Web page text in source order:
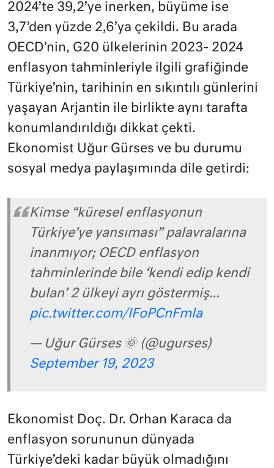
2024’te 39,2’ye inerken, büyüme ise
3,7’den yüzde 2,6’ya çekildi. Bu arada
OECD’nin, G20 ülkelerinin 2023- 2024
enflasyon tahminleriyle ilgili grafiğinde
Türkiye’nin, tarihinin en sıkıntılı günlerini
yaşayan Arjantin ile birlikte aynı tarafta
konumlandırıldığı dikkat çekti.
Ekonomist Uğur Gürses ve bu durumu
sosyal medya paylaşımında dile getirdi:
Kimse “küresel enflasyonun
Türkiye’ye yansıması” palavralarına
inanmıyor; OECD enflasyon
tahminlerinde bile ‘kendi edip kendi
bulan’ 2 ülkeyi ayrı göstermiş…
pic.twitter.com/IFoPCnFmla
— Uğur Gürses 🌞 (@ugurses)
September 19, 2023
Ekonomist Doç. Dr. Orhan Karaca da
enflasyon sorununun dünyada
Türkiye’deki kadar büyük olmadığını